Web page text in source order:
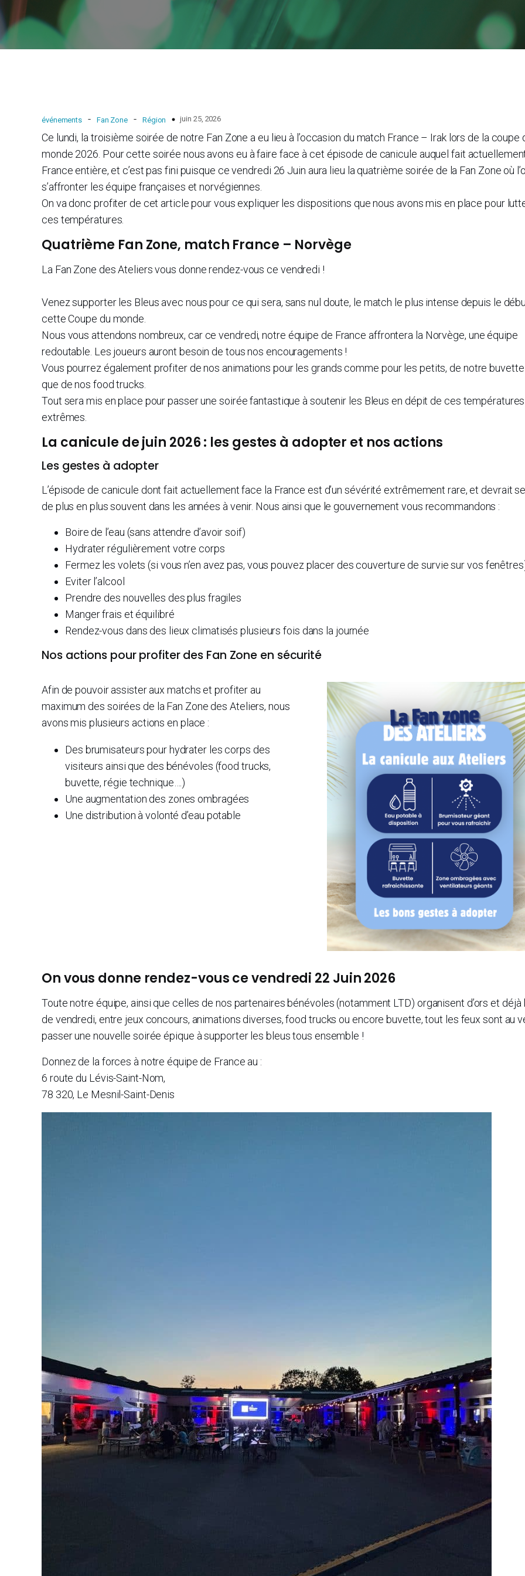
événements - Fan Zone - Région juin 25, 2026
Ce lundi, la troisième soirée de notre Fan Zone a eu lieu à l’occasion du match France – Irak lors de la coupe
monde 2026. Pour cette soirée nous avons eu à faire face à cet épisode de canicule auquel fait
France entière, et c’est pas fini puisque ce vendredi 26 Juin aura lieu la quatrième soirée de la Fan Zone où
s’affronter les équipe françaises et norvégiennes.
On va donc profiter de cet article pour vous expliquer les dispositions que nous avons mis en place pour
ces températures.
Quatrième Fan Zone, match France – Norvège
La Fan Zone des Ateliers vous donne rendez-vous ce vendredi !
Venez supporter les Bleus avec nous pour ce qui sera, sans nul doute, le match le plus intense depuis le
cette Coupe du monde.
Nous vous attendons nombreux, car ce vendredi, notre équipe de France affrontera la Norvège, une équipe
redoutable. Les joueurs auront besoin de tous nos encouragements !
Vous pourrez également profiter de nos animations pour les grands comme pour les petits, de notre
que de nos food trucks.
Tout sera mis en place pour passer une soirée fantastique à soutenir les Bleus en dépit de ces températures
extrêmes.
La canicule de juin 2026 : les gestes à adopter et nos actions
Les gestes à adopter
L’épisode de canicule dont fait actuellement face la France est d’un sévérité extrêmement rare, et devrait
de plus en plus souvent dans les années à venir. Nous ainsi que le gouvernement vous recommandons :
Boire de l’eau (sans attendre d’avoir soif)
Hydrater régulièrement votre corps
Fermez les volets (si vous n’en avez pas, vous pouvez placer des couverture de survie sur vos
Eviter l’alcool
Prendre des nouvelles des plus fragiles
Manger frais et équilibré
Rendez-vous dans des lieux climatisés plusieurs fois dans la journée
Nos actions pour profiter des Fan Zone en sécurité
Afin de pouvoir assister aux matchs et profiter au
maximum des soirées de la Fan Zone des Ateliers, nous
avons mis plusieurs actions en place :
Des brumisateurs pour hydrater les corps des
visiteurs ainsi que des bénévoles (food trucks,
buvette, régie technique….)
Une augmentation des zones ombragées
Une distribution à volonté d’eau potable
On vous donne rendez-vous ce vendredi 22 Juin 2026
Toute notre équipe, ainsi que celles de nos partenaires bénévoles (notamment LTD) organisent d’ors et déjà
de vendredi, entre jeux concours, animations diverses, food trucks ou encore buvette, tout les feux sont au
passer une nouvelle soirée épique à supporter les bleus tous ensemble !
Donnez de la forces à notre équipe de France au :
6 route du Lévis-Saint-Nom,
78 320, Le Mesnil-Saint-Denis